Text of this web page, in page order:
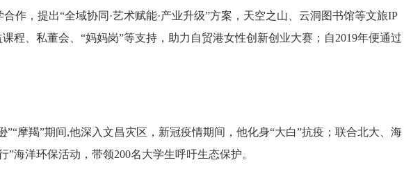
作，提出“全域协同·艺术赋能·产业升级”方案，天空之山、云洞图书馆等文旅IP
程、私董会、“妈妈岗”等支持，助力自贸港女性创新创业大赛；自2019年便通过
摩羯”期间,他深入文昌灾区，新冠疫情期间，他化身“大白”抗疫；联合北大、海
海洋环保活动，带领200名大学生呼吁生态保护。